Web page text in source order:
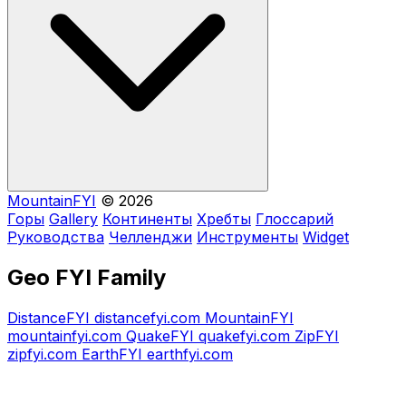
MountainFYI © 2026
Горы Gallery Континенты Хребты Глоссарий
Руководства Челленджи Инструменты Widget
Geo FYI Family
DistanceFYI distancefyi.com MountainFYI
mountainfyi.com QuakeFYI quakefyi.com ZipFYI
zipfyi.com EarthFYI earthfyi.com